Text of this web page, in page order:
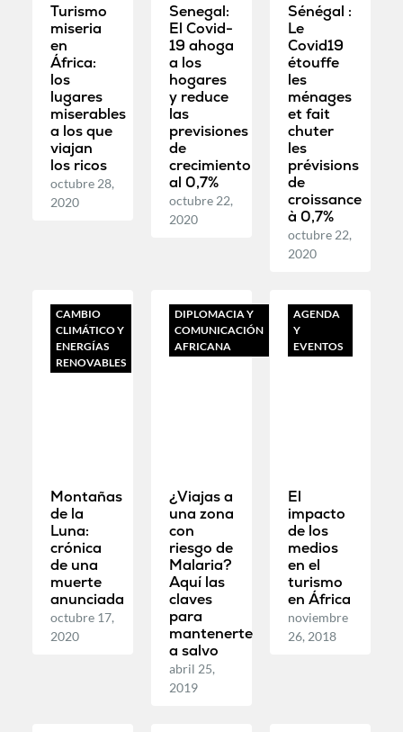
Turismo
miseria
en
África:
los
lugares
miserables
a los que
viajan
los ricos
octubre 28,
2020
Senegal:
El Covid-
19 ahoga
a los
hogares
y reduce
las
previsiones
de
crecimiento
al 0,7%
octubre 22,
2020
Sénégal :
Le
Covid19
étouffe
les
ménages
et fait
chuter
les
prévisions
de
croissance
à 0,7%
octubre 22,
2020
CAMBIO
CLIMÁTICO Y
ENERGÍAS
RENOVABLES
Montañas
de la
Luna:
crónica
de una
muerte
anunciada
octubre 17,
2020
DIPLOMACIA Y
COMUNICACIÓN
AFRICANA
¿Viajas a
una zona
con
riesgo de
Malaria?
Aquí las
claves
para
mantenerte
a salvo
abril 25,
2019
AGENDA
Y
EVENTOS
El
impacto
de los
medios
en el
turismo
en África
noviembre
26, 2018